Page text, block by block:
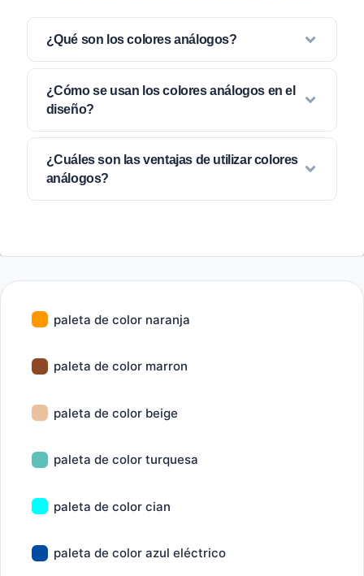
¿Qué son los colores análogos?
¿Cómo se usan los colores análogos en el
diseño?
¿Cuáles son las ventajas de utilizar colores
análogos?
paleta de color naranja
paleta de color marron
paleta de color beige
paleta de color turquesa
paleta de color cian
paleta de color azul eléctrico